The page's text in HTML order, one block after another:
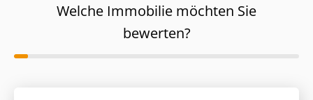
Welche Immobilie möchten Sie
bewerten?